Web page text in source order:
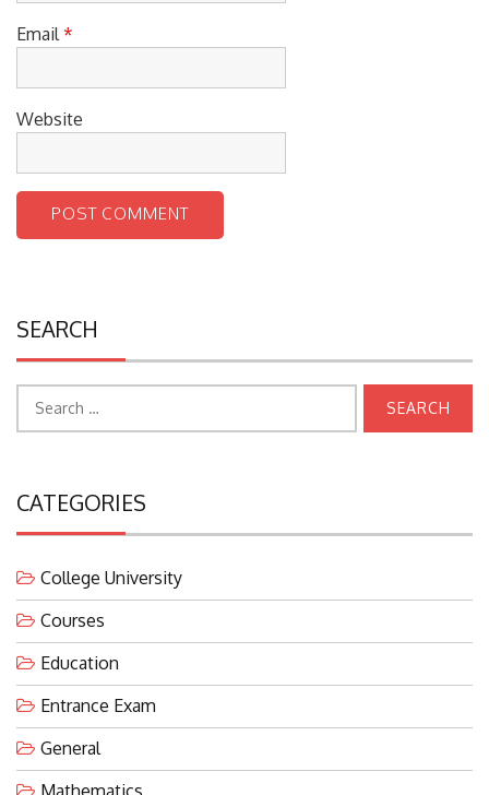
Email *
Website
SEARCH
Search
for:
CATEGORIES
College University
Courses
Education
Entrance Exam
General
Mathematics